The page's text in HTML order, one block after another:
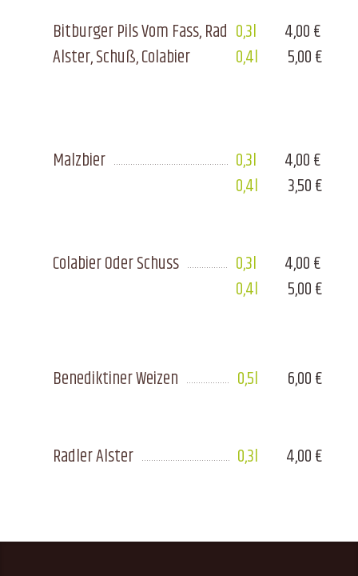
Bitburger Pils Vom Fass, Radler,
Alster, Schuß, Colabier
0,3l
4,00 €
0,4l
5,00 €
Malzbier 0,3l
4,00 €
0,4l
3,50 €
Colabier Oder Schuss 0,3l
4,00 €
0,4l
5,00 €
Benediktiner Weizen 0,5l 6,00 €
Radler Alster 0,3l 4,00 €